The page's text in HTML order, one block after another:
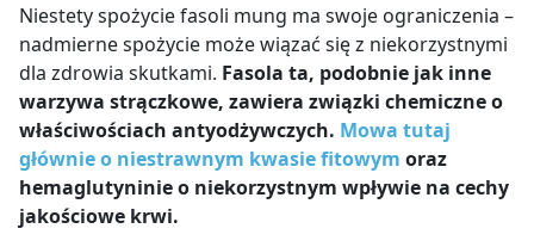
Niestety spożycie fasoli mung ma swoje ograniczenia –
nadmierne spożycie może wiązać się z niekorzystnymi
dla zdrowia skutkami. Fasola ta, podobnie jak inne
warzywa strączkowe, zawiera związki chemiczne o
właściwościach antyodżywczych. Mowa tutaj
głównie o niestrawnym kwasie fitowym oraz
hemaglutyninie o niekorzystnym wpływie na cechy
jakościowe krwi.